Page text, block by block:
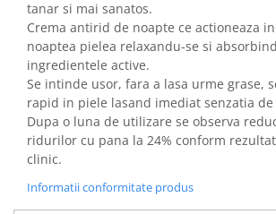
tanar si mai sanatos.
Crema antirid de noapte ce actioneaza
noaptea pielea relaxandu-se si
ingredientele active.
Se intinde usor, fara a lasa urme grase,
rapid in piele lasand imediat senzatia
Dupa o luna de utilizare se observa
ridurilor cu pana la 24% conform
clinic.
Informatii conformitate produs